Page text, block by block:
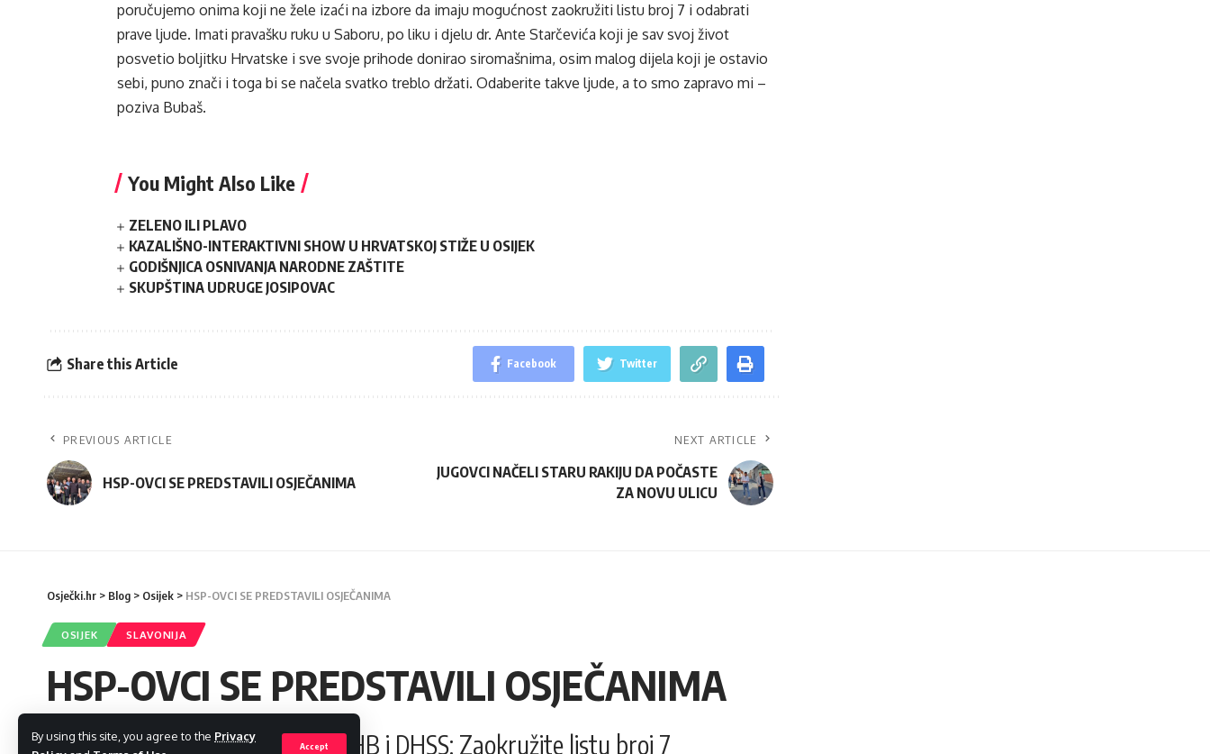
By using this site, you agree to the Privacy
Accept
poručujemo onima koji ne žele izaći na izbore da imaju mogućnost zaokružiti listu broj 7 i odabrati
prave ljude. Imati pravašku ruku u Saboru, po liku i djelu dr. Ante Starčevića koji je sav svoj život
posvetio boljitku Hrvatske i sve svoje prihode donirao siromašnima, osim malog dijela koji je ostavio
sebi, puno znači i toga bi se načela svatko treblo držati. Odaberite takve ljude, a to smo zapravo mi –
poziva Bubaš.
You Might Also Like
ZELENO ILI PLAVO
KAZALIŠNO-INTERAKTIVNI SHOW U HRVATSKOJ STIŽE U OSIJEK
GODIŠNJICA OSNIVANJA NARODNE ZAŠTITE
SKUPŠTINA UDRUGE JOSIPOVAC
Share this Article Facebook Twitter
PREVIOUS ARTICLE
HSP-OVCI SE PREDSTAVILI OSJEČANIMA
NEXT ARTICLE
JUGOVCI NAČELI STARU RAKIJU DA POČASTE
ZA NOVU ULICU
Osječki.hr > Blog > Osijek > HSP-OVCI SE PREDSTAVILI OSJEČANIMA
OSIJEK SLAVONIJA
HSP-OVCI SE PREDSTAVILI OSJEČANIMA
Koalicija ZA DOMOVINU - HSP, HB i DHSS: Zaokružite listu broj 7